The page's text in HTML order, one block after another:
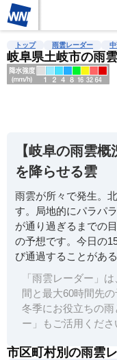
雨雲レーダー 台風情報
トップ 雨雲レーダー
岐阜県土岐市の雨
【岐阜の雨雲
を降らせる雲
雨雲が所々で発生。
す。局地的にパラパ
が通り過ぎるまでの
の予想です。今日の
び通過することがある
「雨雲レーダー」
間と最大60時間先の
冬季にお役立ちの
ー」もご活用くださ
市区町村別の雨雲